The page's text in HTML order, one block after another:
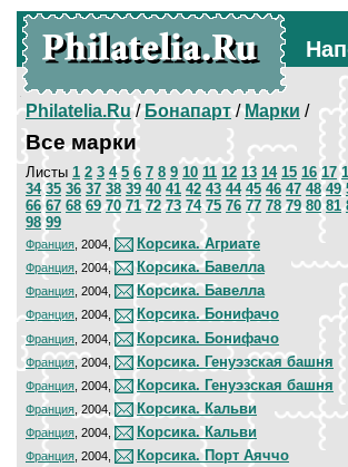
Philatelia.Ru/Бонапарт/Марки /
Все марки
Листы 1 2 3 4 5 6 7 8 9 10 11 12 13 14 15 16 17
34 35 36 37 38 39 40 41 42 43 44 45 46 47 48 49
66 67 68 69 70 71 72 73 74 75 76 77 78 79 80 81
98 99
Франция , 2004, Корсика. Агриате
Франция , 2004, Корсика. Бавелла
Франция , 2004, Корсика. Бавелла
Франция , 2004, Корсика. Бонифачо
Франция , 2004, Корсика. Бонифачо
Франция , 2004, Корсика. Генуэзская башня
Франция , 2004, Корсика. Генуэзская башня
Франция , 2004, Корсика. Кальви
Франция , 2004, Корсика. Кальви
Франция , 2004, Корсика. Порт Аяччо